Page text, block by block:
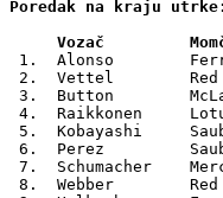
Poredak na kraju utrke:
1.  Alonso
2.  Vettel
3.  Button
4.  Raikkonen
5.  Kobayashi
6.  Perez
7.  Schumacher
8.  Webber